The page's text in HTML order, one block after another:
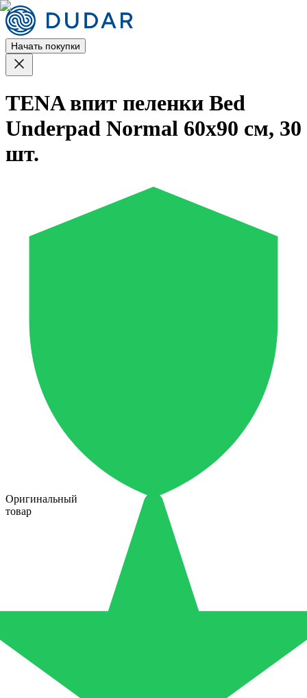
Начать покупки
TENA впит пеленки Bed
Underpad Normal 60x90 см, 30
шт.
Оригинальный
товар